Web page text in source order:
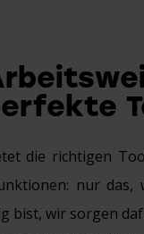
die richtigen
nur
bist, wir sorgen